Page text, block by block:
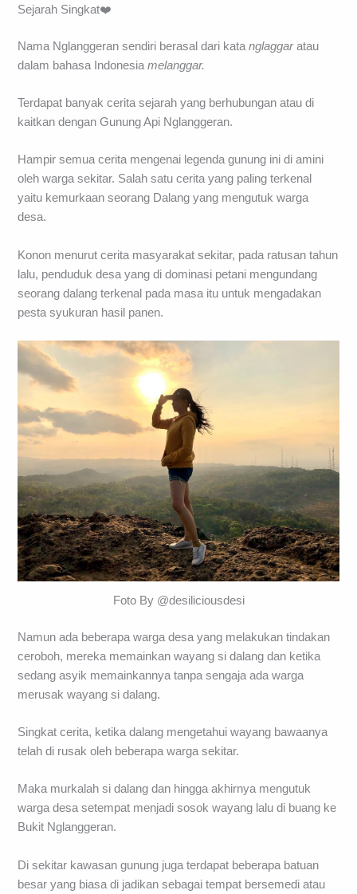
Sejarah Singkat❤️
Nama Nglanggeran sendiri berasal dari katanglaggaratau
dalam bahasa Indonesiamelanggar.
Terdapat banyak cerita sejarah yang berhubungan atau di
kaitkan dengan Gunung Api Nglanggeran.
Hampir semua cerita mengenai legenda gunung ini di amini
oleh warga sekitar. Salah satu cerita yang paling terkenal
yaitu kemurkaan seorang Dalang yang mengutuk warga
desa.
Konon menurut cerita masyarakat sekitar, pada ratusan tahun
lalu, penduduk desa yang di dominasi petani mengundang
seorang dalang terkenal pada masa itu untuk mengadakan
pesta syukuran hasil panen.
Foto By @desiliciousdesi
Namun ada beberapa warga desa yang melakukan tindakan
ceroboh, mereka memainkan wayang si dalang dan ketika
sedang asyik memainkannya tanpa sengaja ada warga
merusak wayang si dalang.
Singkat cerita, ketika dalang mengetahui wayang bawaanya
telah di rusak oleh beberapa warga sekitar.
Maka murkalah si dalang dan hingga akhirnya mengutuk
warga desa setempat menjadi sosok wayang lalu di buang ke
Bukit Nglanggeran.
Di sekitar kawasan gunung juga terdapat beberapa batuan
besar yang biasa di jadikan sebagai tempat bersemedi atau